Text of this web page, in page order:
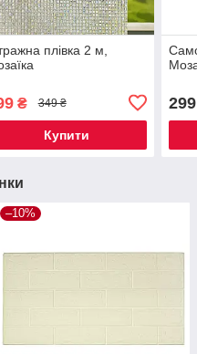
плівка 2 м,
₴ 349 ₴
Купити
299
–10%